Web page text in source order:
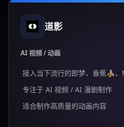
道影
AI 视频 / 动画
接入当下流行的即梦、香蕉🍌、
专注于 AI 视频 / AI 漫剧制作
适合制作高质量的动画内容